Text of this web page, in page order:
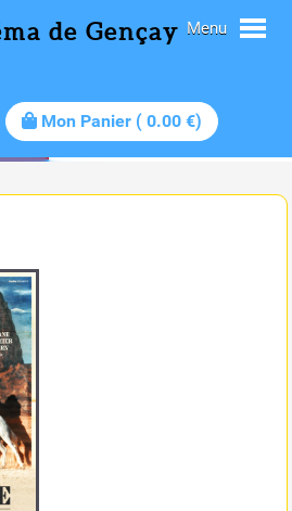
de Gençay
Mon Panier (0.00 €)
Menu